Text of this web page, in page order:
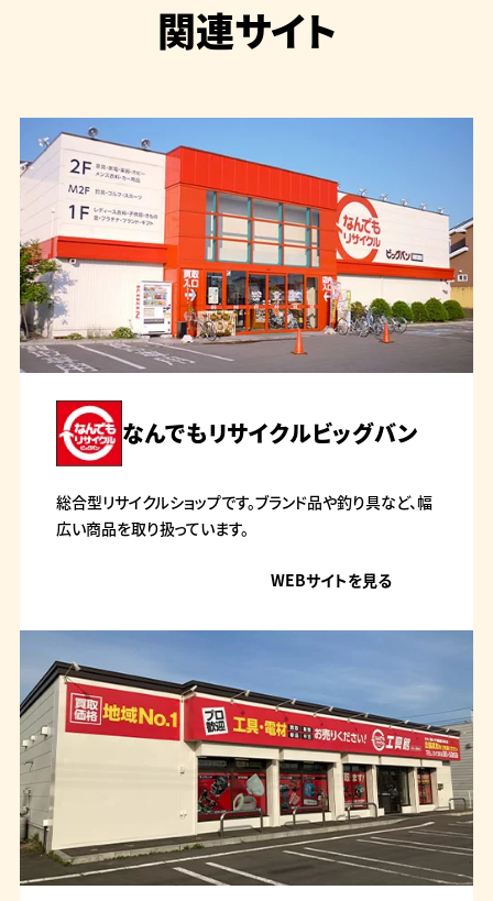
関連サイト
なんでもリサイクルビッグバン
総合型リサイクルショップです。ブランド品や釣り具など、幅
広い商品を取り扱っています。
WEBサイトを見る